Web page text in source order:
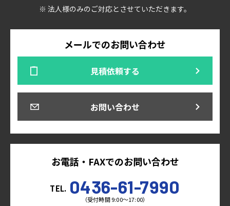
※ 法人様のみのご対応とさせていただきます。
メールでのお問い合わせ
見積依頼する
お問い合わせ
お電話・FAXでのお問い合わせ
TEL. 0436-61-7990
（受付時間 9:00～17:00）